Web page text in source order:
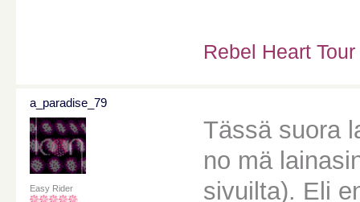
Rebel Heart
a_paradise_79
Easy Rider
Tässä suora
no mä
sivuilta). Eli